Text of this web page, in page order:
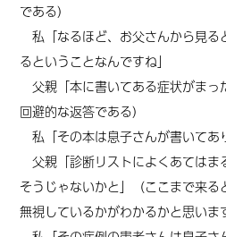
である）
私「なるほど、お父さんから見る
るということなんですね」
父親「本に書いてある症状がまっ
回避的な返答である）
私「その本は息子さんが書いてあ
父親「診断リストによくあてはま
そうじゃないかと」
（ここまで来る
無視しているかがわかるかと思いま